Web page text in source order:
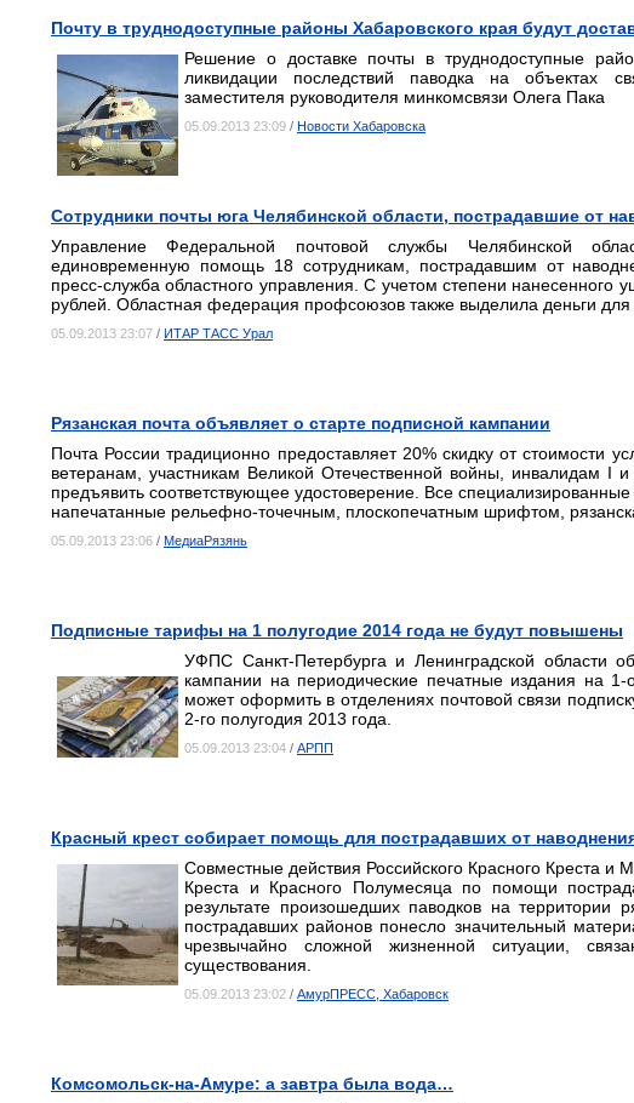
Почту в труднодоступные районы Хабаровского края будут
Решение о доставке почты в труднодоступные
ликвидации последствий паводка на объектах
заместителя руководителя минкомсвязи Олега Пака
05.09.2013 23:09 / Новости Хабаровска
Сотрудники почты юга Челябинской области, пострадавшие от
Управление Федеральной почтовой службы Челябинской
единовременную помощь 18 сотрудникам, пострадавшим от
пресс-служба областного управления. С учетом степени нанесенного
рублей. Областная федерация профсоюзов также выделила деньги для
05.09.2013 23:07 / ИТАР ТАСС Урал
Рязанская почта объявляет о старте подписной кампании
Почта России традиционно предоставляет 20% скидку от стоимости
ветеранам, участникам Великой Отечественной войны, инвалидам I
предъявить соответствующее удостоверение. Все
напечатанные рельефно-точечным, плоскопечатным шрифтом,
05.09.2013 23:06 / МедиаРязянь
Подписные тарифы на 1 полугодие 2014 года не будут повышены
УФПС Санкт-Петербурга и Ленинградской области
кампании на периодические печатные издания на
может оформить в отделениях почтовой связи
2-го полугодия 2013 года.
05.09.2013 23:04 / АРПП
Красный крест собирает помощь для пострадавших от
Совместные действия Российского Красного Креста
Креста и Красного Полумесяца по помощи
результате произошедших паводков на территории
пострадавших районов понесло значительный
чрезвычайно сложной жизненной ситуации,
существования.
05.09.2013 23:02 / АмурПРЕСС, Хабаровск
Комсомольск-на-Амуре: а завтра была вода…